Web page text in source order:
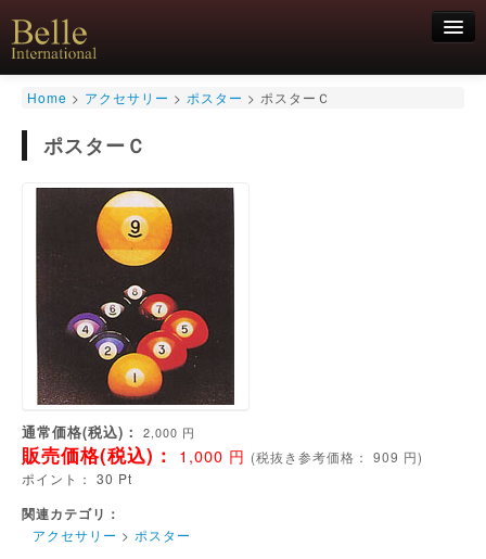
新規会員登録
ログイン
キュー用途別
キューケース
アクセサリー
特価商品
Home > アクセサリー > ポスター > ポスターＣ
ポスターＣ
通常価格(税込)： 2,000 円
販売価格(税込)： 1,000 円 (税抜き参考価格： 909 円)
ポイント： 30 Pt
関連カテゴリ：
アクセサリー > ポスター